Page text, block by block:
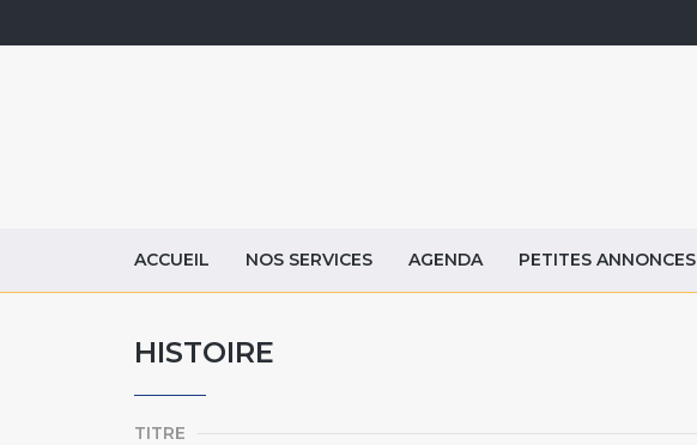
ACCUEIL NOS SERVICES AGENDA PETITES ANNONCES
HISTOIRE
TITRE